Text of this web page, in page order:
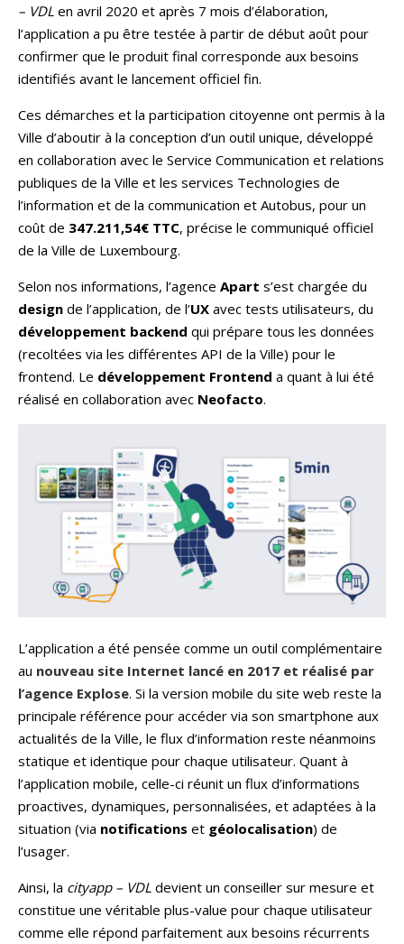
– VDL en avril 2020 et après 7 mois d’élaboration,
l’application a pu être testée à partir de début août pour
confirmer que le produit final corresponde aux besoins
identifiés avant le lancement officiel fin.
Ces démarches et la participation citoyenne ont permis à la
Ville d’aboutir à la conception d’un outil unique, développé
en collaboration avec le Service Communication et relations
publiques de la Ville et les services Technologies de
l’information et de la communication et Autobus, pour un
coût de 347.211,54€ TTC, précise le communiqué officiel
de la Ville de Luxembourg.
Selon nos informations, l’agence Apart s’est chargée du
design de l’application, de l’UX avec tests utilisateurs, du
développement backend qui prépare tous les données
(recoltées via les différentes API de la Ville) pour le
frontend. Le développement Frontend a quant à lui été
réalisé en collaboration avec Neofacto.
L’application a été pensée comme un outil complémentaire
au nouveau site Internet lancé en 2017 et réalisé par
l’agence Explose. Si la version mobile du site web reste la
principale référence pour accéder via son smartphone aux
actualités de la Ville, le flux d’information reste néanmoins
statique et identique pour chaque utilisateur. Quant à
l’application mobile, celle-ci réunit un flux d’informations
proactives, dynamiques, personnalisées, et adaptées à la
situation (via notifications et géolocalisation) de
l’usager.
Ainsi, la cityapp – VDL devient un conseiller sur mesure et
constitue une véritable plus-value pour chaque utilisateur
comme elle répond parfaitement aux besoins récurrents